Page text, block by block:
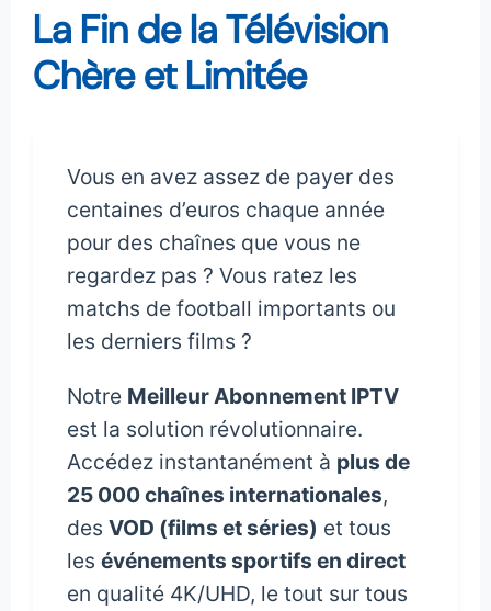
La Fin de la Télévision
Chère et Limitée
Vous en avez assez de payer des
centaines d’euros chaque année
pour des chaînes que vous ne
regardez pas ? Vous ratez les
matchs de football importants ou
les derniers films ?
Notre Meilleur Abonnement IPTV
est la solution révolutionnaire.
Accédez instantanément à plus de
25 000 chaînes internationales,
des VOD (films et séries) et tous
les événements sportifs en direct
en qualité 4K/UHD, le tout sur tous